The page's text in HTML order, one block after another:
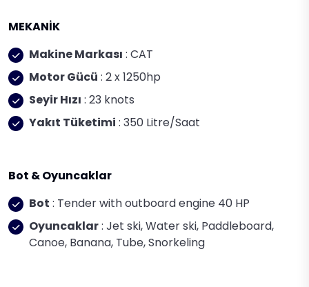
MEKANİK
Makine Markası : CAT
Motor Gücü : 2 x 1250hp
Seyir Hızı : 23 knots
Yakıt Tüketimi : 350 Litre/Saat
Bot & Oyuncaklar
Bot : Tender with outboard engine 40 HP
Oyuncaklar: Jet ski, Water ski, Paddleboard,
Canoe, Banana, Tube, Snorkeling